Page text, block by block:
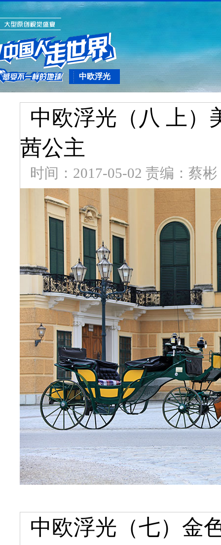
中欧浮光
中欧浮光（八 上）
茜公主
时间：2017-05-02 责编：蔡彬
中欧浮光（七）金